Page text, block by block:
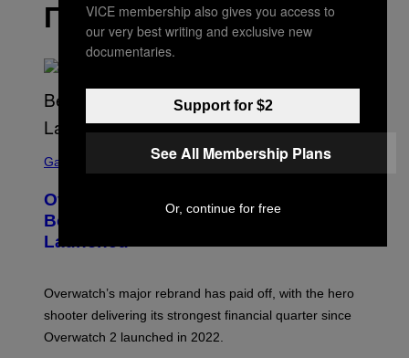
ΠΡΟΣΦΑΤΑ
C
E
N
S
B
I
Z
Gaming
Overwatch Rebrand Pays Off With Its
Best Quarter Since Overwatch 2
Launched
Overwatch’s major rebrand has paid off, with the hero
shooter delivering its strongest financial quarter since
Overwatch 2 launched in 2022.
VICE membership also gives you access to
our very best writing and exclusive new
documentaries.
Support for $2
See All Membership Plans
Or, continue for free